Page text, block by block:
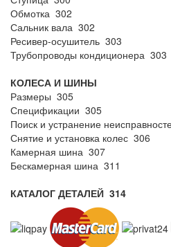
Обмотка 302
Сальник вала 302
Ресивер-осушитель 303
Трубопроводы кондиционера 303
КОЛЕСА И ШИНЫ
Размеры 305
Спецификации 305
Поиск и устранение
Снятие и установка колес 306
Камерная шина 307
Бескамерная шина 311
КАТАЛОГ ДЕТАЛЕЙ 314